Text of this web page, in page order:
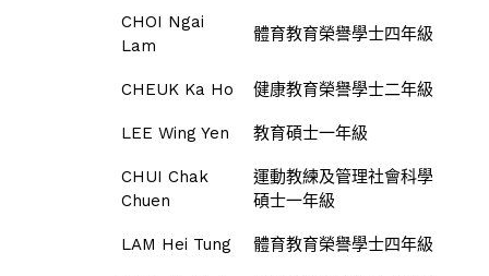
CHOI Ngai
Lam
體育教育榮譽學士四年級
CHEUK Ka Ho 健康教育榮譽學士二年級
LEE Wing Yen 教育碩士一年級
CHUI Chak
Chuen
運動教練及管理社會科學
碩士一年級
LAM Hei Tung 體育教育榮譽學士四年級